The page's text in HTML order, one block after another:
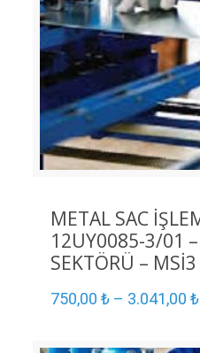
METAL SAC
12UY0085-3/01
SEKTÖRÜ – MSİ3
750,00 ₺– 3.041,00 ₺